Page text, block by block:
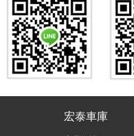
宏泰車庫